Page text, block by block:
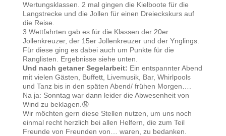
Wertungsklassen. 2 mal gingen die Kielboote für die
Langstrecke und die Jollen für einen Dreieckskurs auf
die Reise.
3 Wettfahrten gab es für die Klassen der 20er
Jollenkreuzer, der 15er Jollenkreuzer und der Ynglings.
Für diese ging es dabei auch um Punkte für die
Ranglisten. Ergebnisse siehe unten.
Und nach getaner Segelarbeit: Ein entspannter Abend
mit vielen Gästen, Buffett, Livemusik, Bar, Whirlpools
und Tanz bis in den späten Abend/ frühen Morgen….
Na ja: Sonntag war dann leider die Abwesenheit von
Wind zu beklagen.😩
Wir möchten gern diese Stellen nutzen, um uns noch
einmal recht herzlich bei allen Helfern, die zum Teil
Freunde von Freunden von… waren, zu bedanken.